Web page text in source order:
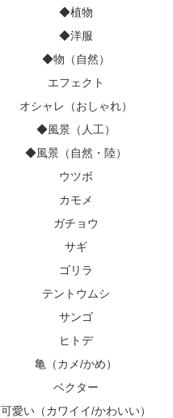
◆植物
◆洋服
◆物（自然）
エフェクト
オシャレ（おしゃれ）
◆風景（人工）
◆風景（自然・陸）
ウツボ
カモメ
ガチョウ
サギ
ゴリラ
テントウムシ
サンゴ
ヒトデ
亀（カメ/かめ）
ベクター
可愛い（カワイイ/かわいい）